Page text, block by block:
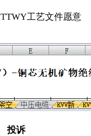
工艺文件愿意
投诉